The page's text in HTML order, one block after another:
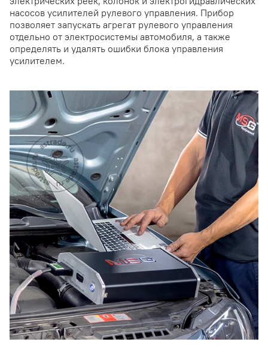
насосов усилителей рулевого управления. Прибор
позволяет запускать агрегат рулевого управления
отдельно от электросистемы автомобиля, а также
определять и удалять ошибки блока управления
усилителем.